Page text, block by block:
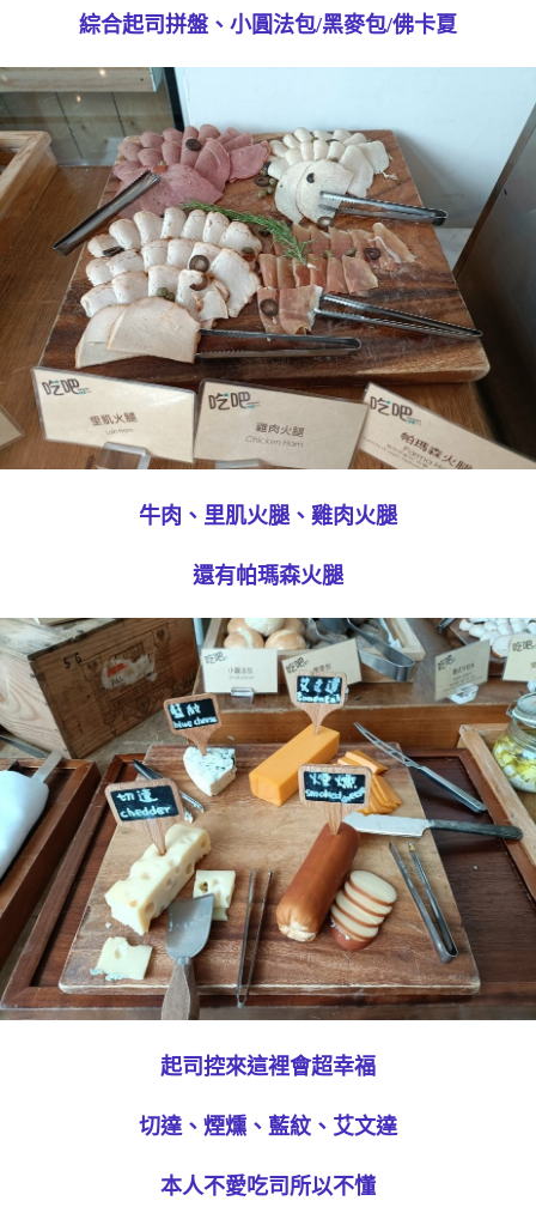
綜合起司拼盤、小圓法包/黑麥包/佛卡夏
牛肉、里肌火腿、雞肉火腿
還有帕瑪森火腿
起司控來這裡會超幸福
切達、煙燻、藍紋、艾文達
本人不愛吃司所以不懂